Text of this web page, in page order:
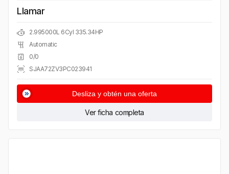
Llamar
2.995000L 6Cyl 335.34HP
Automatic
0/0
SJAA72ZV3PC023941
Desliza y obtén una oferta
Ver ficha completa